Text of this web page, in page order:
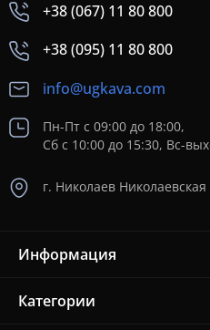
+38 (067) 11 80 800
+38 (095) 11 80 800
info@ugkava.com
Пн-Пт с 09:00 до 18:00,
Сб с 10:00 до 15:30, Вс-
г. Николаев
Информация
Категории